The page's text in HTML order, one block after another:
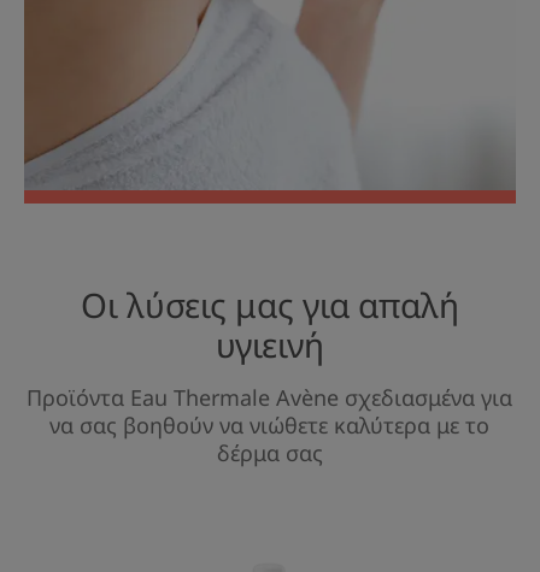
Οι λύσεις μας για απαλή
υγιεινή
Προϊόντα Eau Thermale Avène σχεδιασμένα για
να σας βοηθούν να νιώθετε καλύτερα με το
δέρμα σας